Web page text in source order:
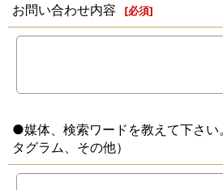
お問い合わせ内容 [必須]
●媒体、検索ワードを教えて下さ
タグラム、その他）